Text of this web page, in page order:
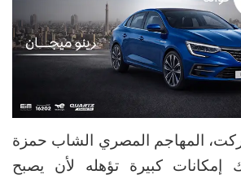
المهاجم المصري الشاب حمزة
إمكانات كبيرة تؤهله لأن يصبح